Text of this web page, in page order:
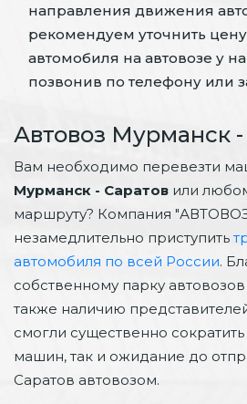
направления движения
рекомендуем уточнить
автомобиля на автовозе у
позвонив по телефону или
Автовоз Мурманск -
Вам необходимо перевезти
Мурманск - Саратов или
маршруту? Компания
незамедлительно приступить
автомобиля по всей России.
собственному парку
также наличию
смогли существенно
машин, так и ожидание до
Саратов автовозом.